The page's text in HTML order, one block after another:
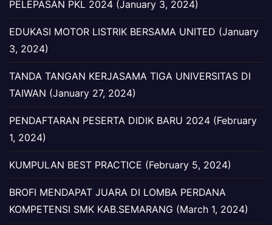
PELEPASAN PKL 2024 (January 3, 2024)
EDUKASI MOTOR LISTRIK BERSAMA UNITED (January
3, 2024)
TANDA TANGAN KERJASAMA TIGA UNIVERSITAS DI
TAIWAN (January 27, 2024)
PENDAFTARAN PESERTA DIDIK BARU 2024 (February
1, 2024)
KUMPULAN BEST PRACTICE (February 5, 2024)
BROFI MENDAPAT JUARA DI LOMBA PERDANA
KOMPETENSI SMK KAB.SEMARANG (March 1, 2024)